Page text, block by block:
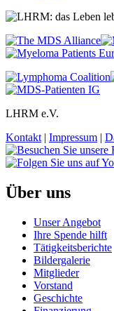
LHRM e.V.
Kontakt | Impressum |
Über uns
Unser Angebot
Ihre Spende hilft
Tätigkeitsberichte
Bildergalerie
Mitglieder
Vorstand
Geschichte